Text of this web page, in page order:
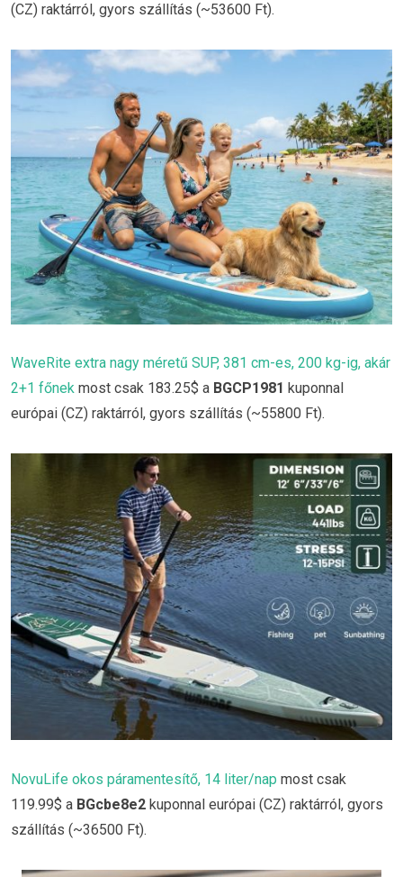
(CZ) raktárról, gyors szállítás (~53600 Ft).
WaveRite extra nagy méretű SUP, 381 cm-es, 200 kg-ig, akár
2+1 főnek most csak 183.25$ a BGCP1981 kuponnal
európai (CZ) raktárról, gyors szállítás (~55800 Ft).
NovuLife okos páramentesítő, 14 liter/nap most csak
119.99$ a BGcbe8e2 kuponnal európai (CZ) raktárról, gyors
szállítás (~36500 Ft).